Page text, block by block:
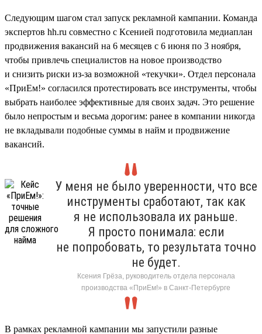
Следующим шагом стал запуск рекламной кампании. Команда
экспертов hh.ru совместно с Ксенией подготовила медиаплан
продвижения вакансий на 6 месяцев с 6 июня по 3 ноября,
чтобы привлечь специалистов на новое производство
и снизить риски из-за возможной «текучки». Отдел персонала
«ПриЕм!» согласился протестировать все инструменты, чтобы
выбрать наиболее эффективные для своих задач. Это решение
было непростым и весьма дорогим: ранее в компании никогда
не вкладывали подобные суммы в найм и продвижение
вакансий.
У меня не было уверенности, что все
инструменты сработают, так как
я не использовала их раньше.
Я просто понимала: если
не попробовать, то результата точно
не будет.
Ксения Грёза, руководитель отдела персонала
производства «ПриЕм!» в Санкт-Петербурге
В рамках рекламной кампании мы запустили разные